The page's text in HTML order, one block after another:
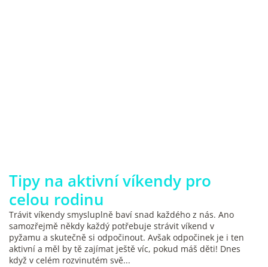
Tipy na aktivní víkendy pro
celou rodinu
Trávit víkendy smysluplně baví snad každého z nás. Ano
samozřejmě někdy každý potřebuje strávit víkend v
pyžamu a skutečně si odpočinout. Avšak odpočinek je i ten
aktivní a měl by tě zajímat ještě víc, pokud máš děti! Dnes
když v celém rozvinutém svě...